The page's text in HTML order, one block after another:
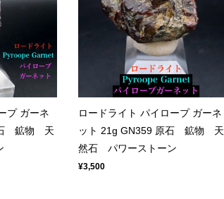
プ ガーネ
石 鉱物 天
ロードライト パイロープ ガーネ
ット 21g GN359 原石 鉱物 天
然石 パワーストーン
¥3,500